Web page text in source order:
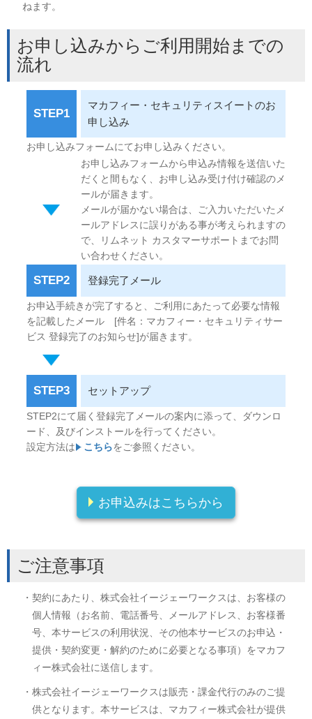
ねます。
お申し込みからご利用開始までの
流れ
STEP1
マカフィー・セキュリティスイートのお
申し込み
お申し込みフォームにてお申し込みください。
お申し込みフォームから申込み情報を送信いた
だくと間もなく、お申し込み受け付け確認のメ
ールが届きます。
メールが届かない場合は、ご入力いただいたメ
ールアドレスに誤りがある事が考えられますの
で、リムネット カスタマーサポートまでお問
い合わせください。
STEP2 登録完了メール
お申込手続きが完了すると、ご利用にあたって必要な情報
を記載したメール [件名：マカフィー・セキュリティサー
ビス 登録完了のお知らせ]が届きます。
STEP3 セットアップ
STEP2にて届く登録完了メールの案内に添って、ダウンロ
ード、及びインストールを行ってください。
設定方法は
こちらをご参照ください。
お申込みはこちらから
ご注意事項
・契約にあたり、株式会社イージェーワークスは、お客様の
個人情報（お名前、電話番号、メールアドレス、お客様番
号、本サービスの利用状況、その他本サービスのお申込・
提供・契約変更・解約のために必要となる事項）をマカフ
ィー株式会社に送信します。
・株式会社イージェーワークスは販売・課金代行のみのご提
供となります。本サービスは、マカフィー株式会社が提供